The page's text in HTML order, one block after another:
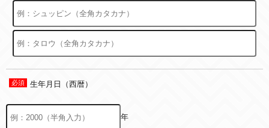
生年月日（西暦）
年